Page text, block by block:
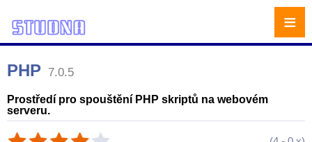
PHP 7.0.5
Prostředí pro spouštění PHP skriptů na webovém
serveru.
≡